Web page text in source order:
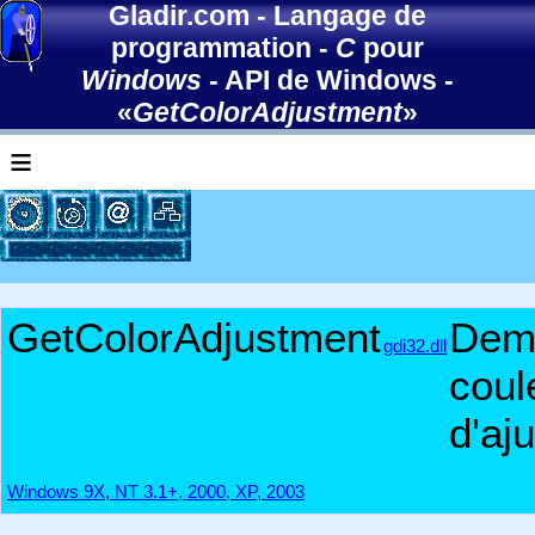
Gladir.com-Langage de
programmation-Cpour
Windows - API de Windows -
«GetColorAdjustment»
≡
GetColorAdjustmentgdi32.dll
Windows 9X, NT 3.1+, 2000, XP, 2003